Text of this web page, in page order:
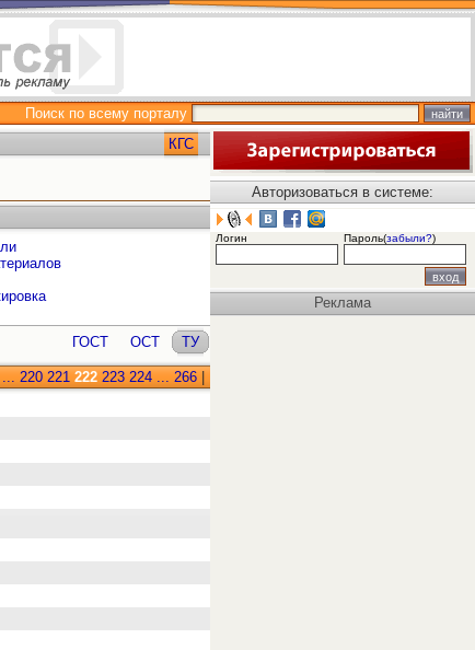
Поиск по всему порталу
КГС
ГОСТ ОСТ ТУ
... 220 221 222 223 224 ... 266
Авторизоваться в системе:
Логин Пароль(забыли?)
Реклама